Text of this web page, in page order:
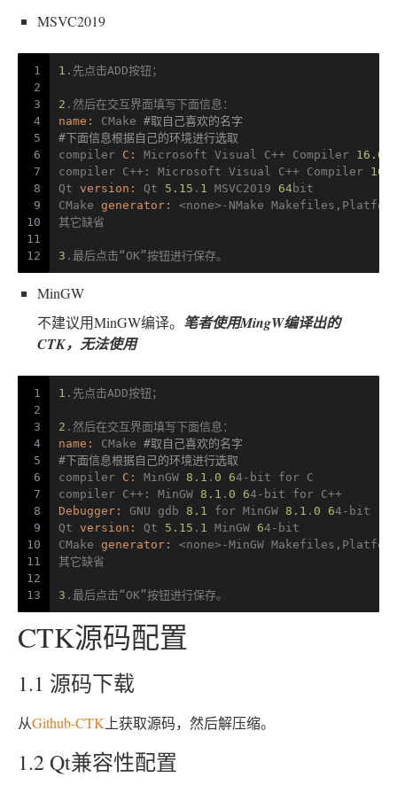
MSVC2019
1
2
3
4
5
6
7
8
9
10
11
12
1 .先点击ADD按钮；
2 .然后在交互界面填写下面信息：
name:
CMake #取自己喜欢的名字
#下面信息根据自己的环境进行选取
compiler C: Microsoft Visual C++ Compiler 16.6
compiler C++ : Microsoft Visual C++ Compiler
Qt version: Qt 5.15 . 1 MSVC2019 64bit
CMake generator: <none> -NMake
其它缺省
3 .最后点击“OK”按钮进行保存。
MinGW
不建议用MinGW编译。 笔者使用MingW编译出的
CTK，无法使用
1
2
3
4
5
6
7
8
9
10
11
12
13
1 .先点击ADD按钮；
2 .然后在交互界面填写下面信息：
name:
CMake #取自己喜欢的名字
#下面信息根据自己的环境进行选取
compiler C: MinGW 8.1 . 0 64-bit for C
compiler C++ : MinGW 8.1 . 0 64-bit for C++
Debugger:
GNU gdb 8.1 for MinGW 8.1 . 0 64-bit
Qt version: Qt 5.15 . 1 MinGW 64-bit
CMake generator: <none> -MinGW
其它缺省
3 .最后点击“OK”按钮进行保存。
CTK源码配置
1.1 源码下载
从Github-CTK 上获取源码，然后解压缩。
1.2 Qt兼容性配置